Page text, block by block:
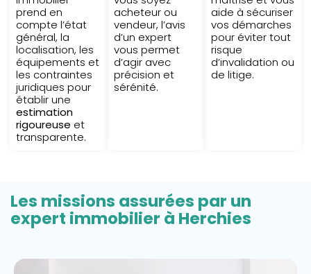
prend en
compte l’état
général, la
localisation, les
équipements et
les contraintes
juridiques pour
établir une
estimation
rigoureuse et
transparente.
acheteur ou
vendeur, l’avis
d’un expert
vous permet
d’agir avec
précision et
sérénité.
aide à sécuriser
vos démarches
pour éviter tout
risque
d’invalidation ou
de litige.
Les missions assurées par un
expert immobilier à Herchies